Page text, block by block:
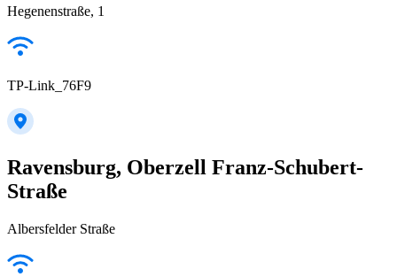
Hegenenstraße, 1
TP-Link_76F9
Ravensburg, Oberzell Franz-Schubert-
Straße
Albersfelder Straße